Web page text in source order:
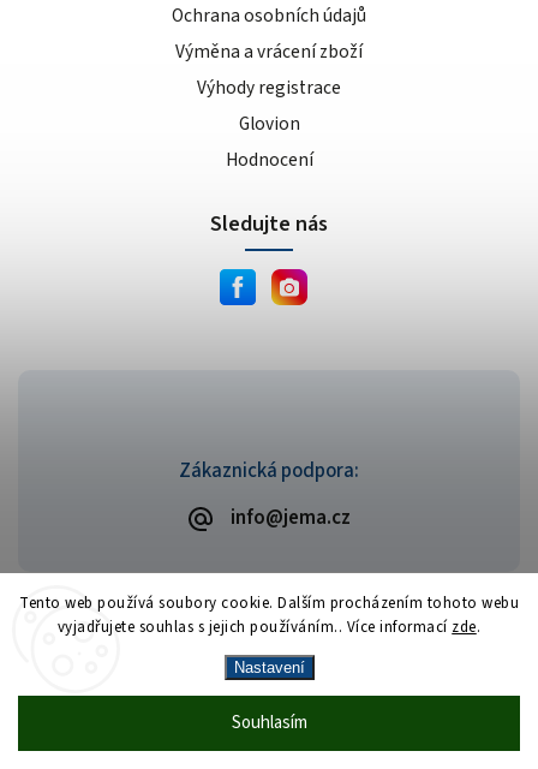
Tento web používá soubory cookie. Dalším procházením tohoto webu
vyjadřujete souhlas s jejich používáním.. Více informací zde.
Nastavení
Souhlasím
Vrácení zboží zdarma— celý srpen bez
Zákaznická podpora:
info@jema.cz
Ochrana osobních údajů
Výměna a vrácení zboží
Výhody registrace
Glovion
Hodnocení
Sledujte nás
Copyright 2026JEMA.cz. Všechna práva vyhrazena.
VytvořilShoptet| Design